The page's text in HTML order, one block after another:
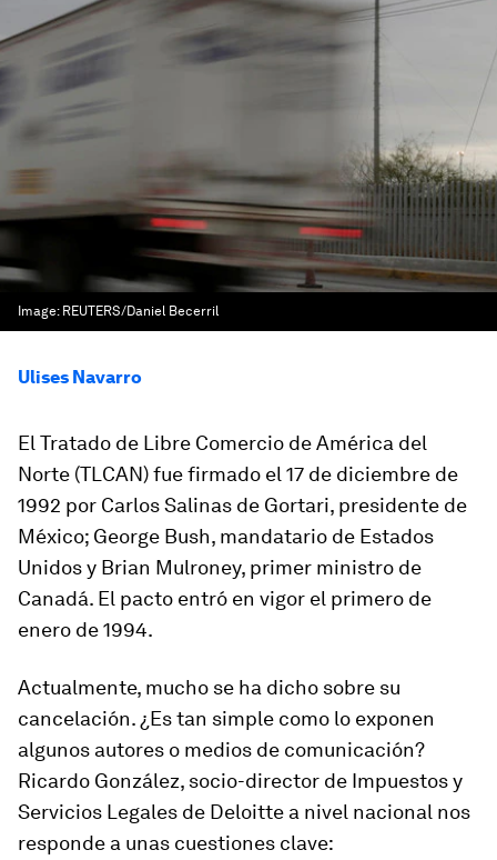
Image: REUTERS/Daniel Becerril
Ulises Navarro
El Tratado de Libre Comercio de América del
Norte (TLCAN) fue firmado el 17 de diciembre de
1992 por Carlos Salinas de Gortari, presidente de
México; George Bush, mandatario de Estados
Unidos y Brian Mulroney, primer ministro de
Canadá. El pacto entró en vigor el primero de
enero de 1994.
Actualmente, mucho se ha dicho sobre su
cancelación. ¿Es tan simple como lo exponen
algunos autores o medios de comunicación?
Ricardo González, socio-director de Impuestos y
Servicios Legales de Deloitte a nivel nacional nos
responde a unas cuestiones clave: